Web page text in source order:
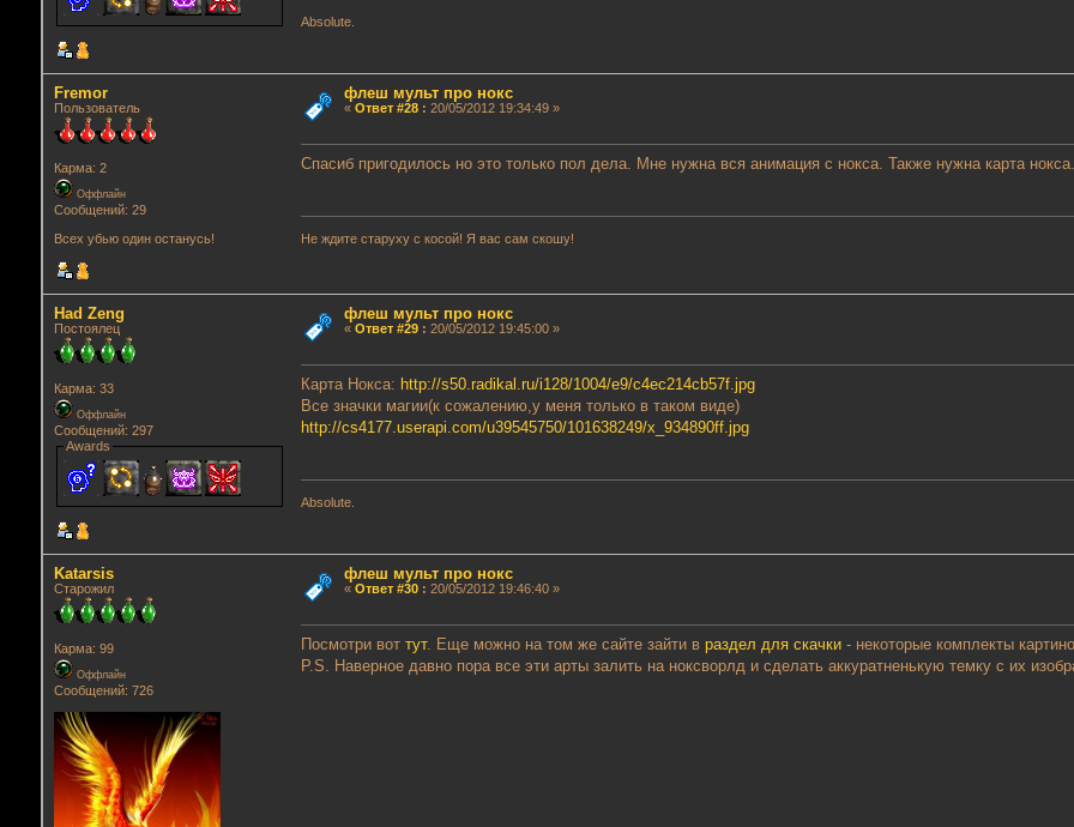
Absolute.
Fremor
Пользователь
Карма: 2
Оффлайн
Сообщений: 29
Всех убью один останусь!
флеш мульт про нокс
« Ответ #28: 20/05/2012 19:34:49 »
Спасиб пригодилось но это только пол дела. Мне нужна вся анимация с нокса. Также нужна карта
Не ждите старуху с косой! Я вас сам скошу!
Had Zeng
Постоялец
Карма: 33
Оффлайн
Сообщений: 297
Awards
флеш мульт про нокс
« Ответ #29: 20/05/2012 19:45:00 »
Карта Нокса: http://s50.radikal.ru/i128/1004/e9/c4ec214cb57f.jpg
Все значки магии(к сожалению,у меня только в таком виде)
http://cs4177.userapi.com/u39545750/101638249/x_934890ff.jpg
Absolute.
Katarsis
Старожил
Карма: 99
Оффлайн
Сообщений: 726
флеш мульт про нокс
« Ответ #30: 20/05/2012 19:46:40 »
Посмотри воттут. Еще можно на том же сайте зайти враздел для скачки - некоторые комплекты
P.S. Наверное давно пора все эти арты залить на ноксворлд и сделать аккуратненькую темку с их